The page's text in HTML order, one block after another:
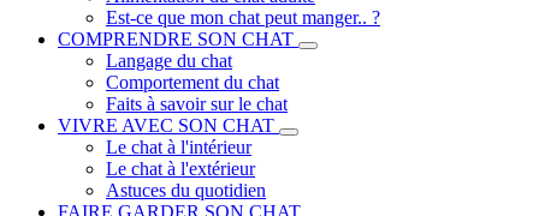
Est-ce que mon chat peut manger.. ?
COMPRENDRE SON CHAT
Langage du chat
Comportement du chat
Faits à savoir sur le chat
VIVRE AVEC SON CHAT
Le chat à l'intérieur
Le chat à l'extérieur
Astuces du quotidien
FAIRE GARDER SON CHAT